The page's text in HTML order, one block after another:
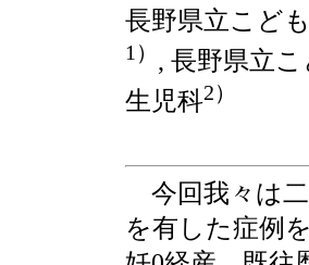
長野県立こど
1） , 長野県立
生児科2）
今回我々は二
を有した症例